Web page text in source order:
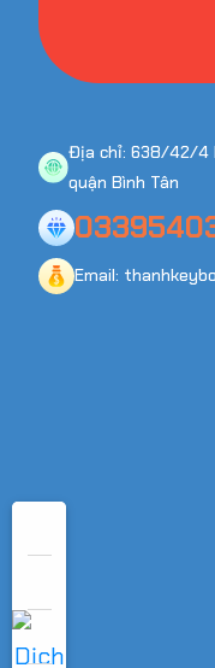
Địa chỉ: 638/42/4
quận Bình Tân
Email: